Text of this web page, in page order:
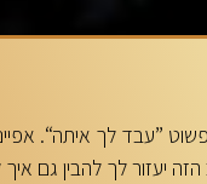
”עבד לך איתה“.
יעזור לך להבין גם